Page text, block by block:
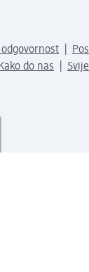
Kako do nas